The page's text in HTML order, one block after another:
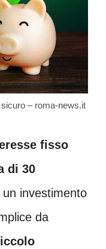
– roma-news.it
fisso
di 30
investimento
da